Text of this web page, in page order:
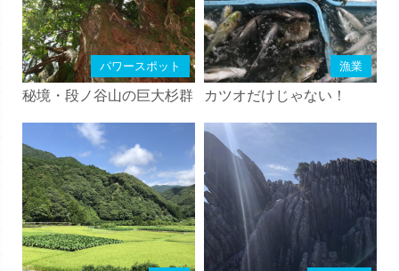
パワースポット
秘境・段ノ谷山の巨大杉群
漁業
カツオだけじゃない！